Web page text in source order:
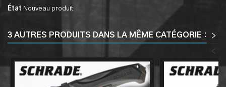
État Nouveau produit
3 AUTRES PRODUITS DANS LA MÊME CATÉGORIE :
>
<